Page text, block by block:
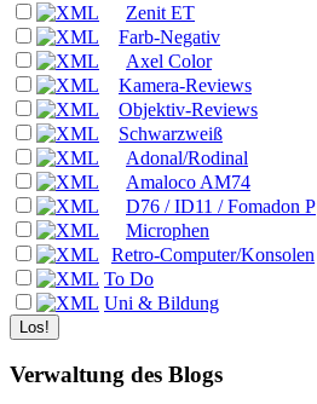
Zenit ET
Farb-Negativ
Axel Color
Kamera-Reviews
Objektiv-Reviews
Schwarzweiß
Adonal/Rodinal
Amaloco AM74
D76 / ID11 / Fomadon P
Microphen
Retro-Computer/Konsolen
To Do
Uni & Bildung
Verwaltung des Blogs